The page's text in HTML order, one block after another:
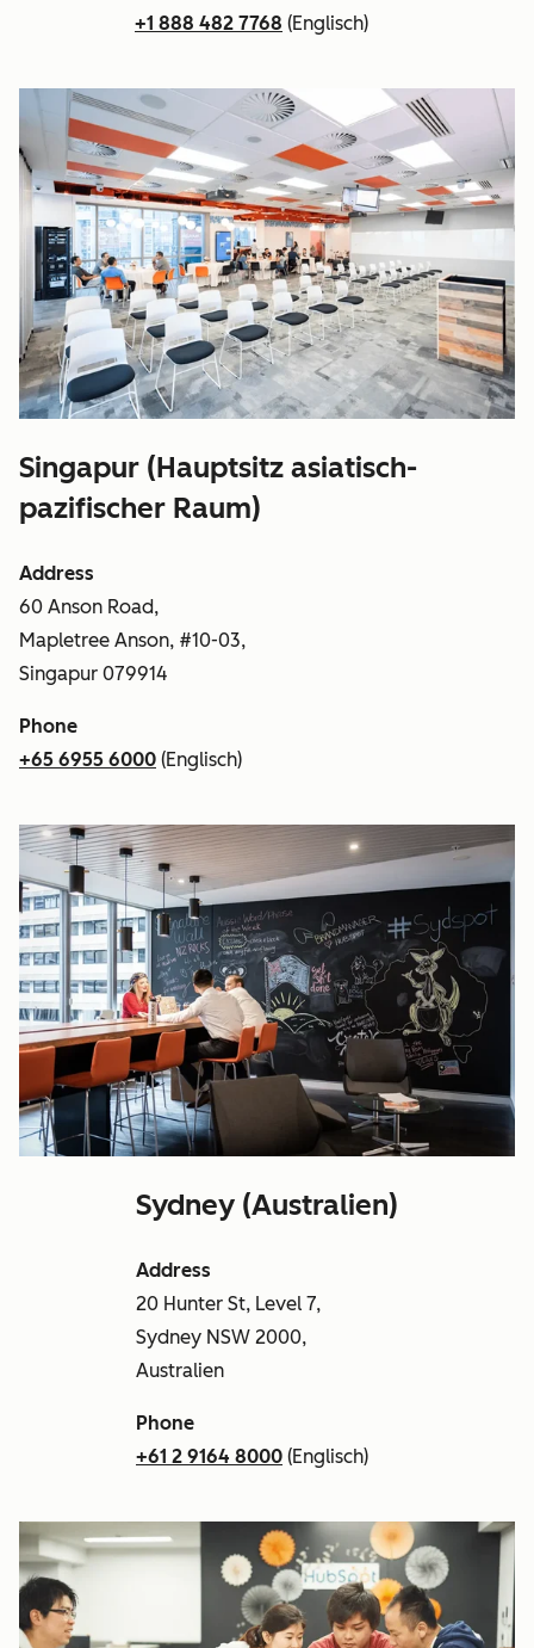
+1 888 482 7768 (Englisch)
Singapur (Hauptsitz asiatisch-
pazifischer Raum)
Address
60 Anson Road,
Mapletree Anson, #10-03,
Singapur 079914
Phone
+65 6955 6000 (Englisch)
Sydney (Australien)
Address
20 Hunter St, Level 7,
Sydney NSW 2000,
Australien
Phone
+61 2 9164 8000 (Englisch)